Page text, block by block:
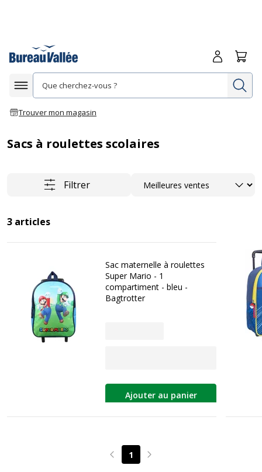
Afficher la navigation
Trouver mon magasin
Me
Sacs à roulettes scolaires
Filtrer Trier
3 articles
Sac maternelle à roulettes
Super Mario - 1
compartiment - bleu -
Bagtrotter
Ajouter au panier
Page précédente
1 Page suivante